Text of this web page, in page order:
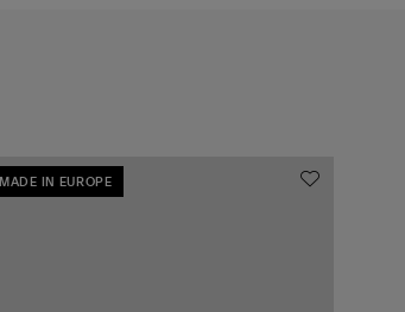
MADE IN EUROPE